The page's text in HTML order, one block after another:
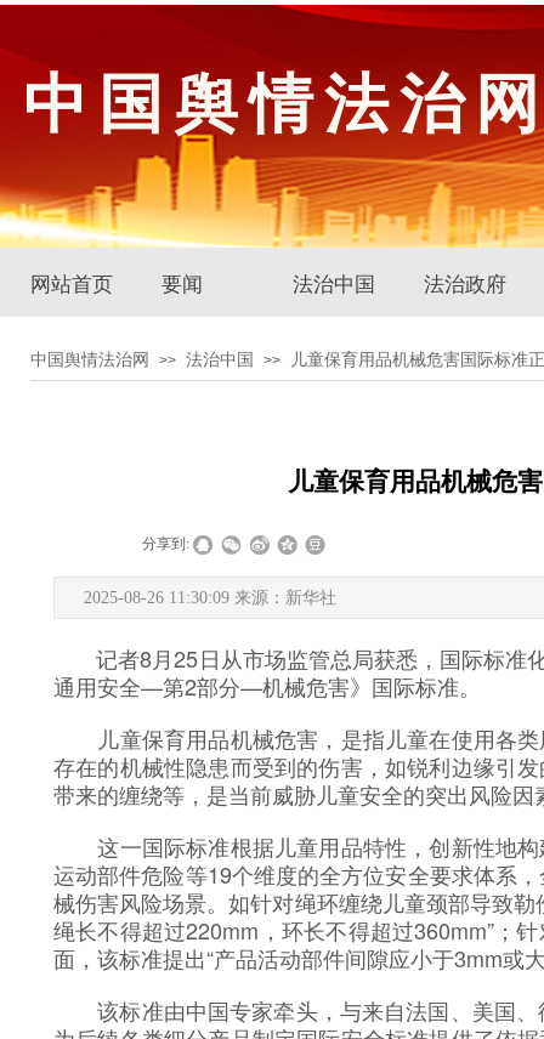
中国舆情法治
网站首页 要闻 法治中国 法治政府
中国舆情法治网 >> 法治中国 >> 儿童保育用品机械危害国际标准
儿童保育用品机械危
分享到:
2025-08-26 11:30:09 来源：新华社
记者8月25日从市场监管总局获悉，国际标准
通用安全—第2部分—机械危害》国际标准。
儿童保育用品机械危害，是指儿童在使用各类
存在的机械性隐患而受到的伤害，如锐利边缘引
带来的缠绕等，是当前威胁儿童安全的突出风险因
这一国际标准根据儿童用品特性，创新性地构
运动部件危险等19个维度的全方位安全要求体系
械伤害风险场景。如针对绳环缠绕儿童颈部导致
绳长不得超过220mm，环长不得超过360mm”；
面，该标准提出“产品活动部件间隙应小于3mm或
该标准由中国专家牵头，与来自法国、美国、